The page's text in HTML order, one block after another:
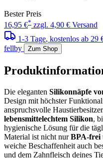
Bester Preis
16,95 €* zzgl. 4,90 € Versand
1-3 Tage, kostenlos ab 29
fellby
Zum Shop
Die eleganten Silikonnäpfe
Design mit höchster
anspruchsvolle
lebensmittelechtem Silikon,
hygienische Lösung für die
Material ist nicht nurBPA-frei
weiche Beschaffenheit auch
und dem Zahnfleisch deines